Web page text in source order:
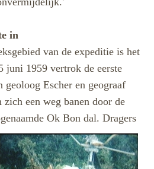
in
van de expeditie is het
juni 1959 vertrok de eerste
Escher en geograaf
een weg banen door de
Ok Bon dal. Dragers